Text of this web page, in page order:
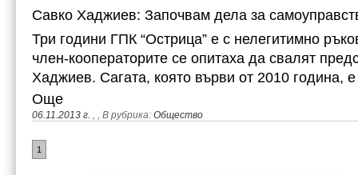
Савко Хаджиев: Започвам дела за
Три години ГПК “Острица” е с нелегитимно
член-кооператорите се опитаха да свалят
Хаджиев. Сагата, която върви от 2010 година,
06.11.2013 г. , , В рубрика: Общество
Още
1